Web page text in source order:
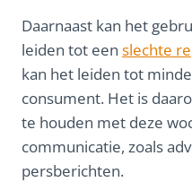
Daarnaast kan het
leiden tot een slechte
kan het leiden tot
consument. Het is
te houden met deze
communicatie, zoals
persberichten.